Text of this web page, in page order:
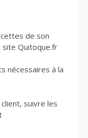
de son
site Quitoque.fr
à la
suivre les